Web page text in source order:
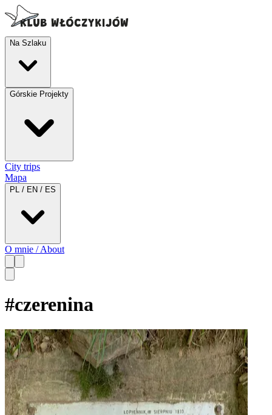
Na Szlaku
Górskie Projekty
City trips
Mapa
PL / EN / ES
O mnie / About
#czerenina